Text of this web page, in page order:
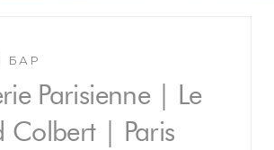
БАР
Parisienne | Le
Colbert | Paris